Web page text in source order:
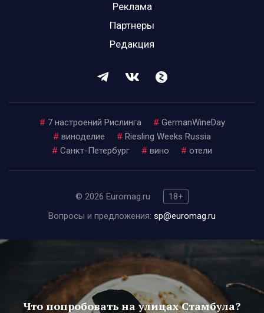
Реклама
Партнеры
Редакция
# 7 настроений Рислинга # GermanWineDay
# виноделие # Riesling Weeks Russia
# Санкт-Петербург # вино # отели
© 2026 Euromag.ru
18+
Вопросы и предложения: sp@euromag.ru
Что попробовать на улицах Стамбула?